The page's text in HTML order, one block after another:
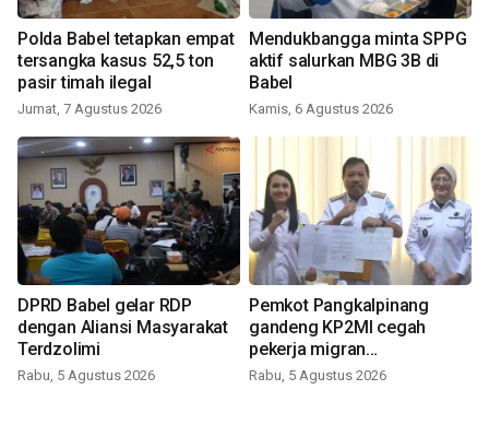
Polda Babel tetapkan empat
tersangka kasus 52,5 ton
pasir timah ilegal
Jumat, 7 Agustus 2026
Mendukbangga minta SPPG
aktif salurkan MBG 3B di
Babel
Kamis, 6 Agustus 2026
DPRD Babel gelar RDP
dengan Aliansi Masyarakat
Terdzolimi
Rabu, 5 Agustus 2026
Pemkot Pangkalpinang
gandeng KP2MI cegah
pekerja migran
nonprosedural
Rabu, 5 Agustus 2026